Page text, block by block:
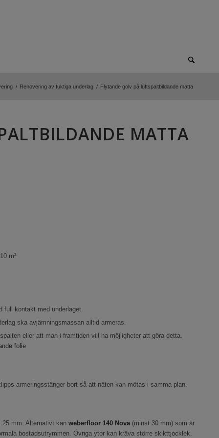
/ Renovering av fuktiga underlag / Flytande golv på luftspaltbildande matta
MATTA
m²
full kontakt med underlaget.
ska avjämningsmassan alltid armeras.
eller att man i framtiden vill ha möjligheter att göra detta.
folie
armeringsstänger bort så att näten kan mötas i samma plan.
mm. Alternativt kan weberfloor140 Nova(minst 30 mm) som är
bostadsutrymmen. Övriga ytor kan kräva större skikttjocklek.